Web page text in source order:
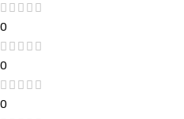
0
0
0